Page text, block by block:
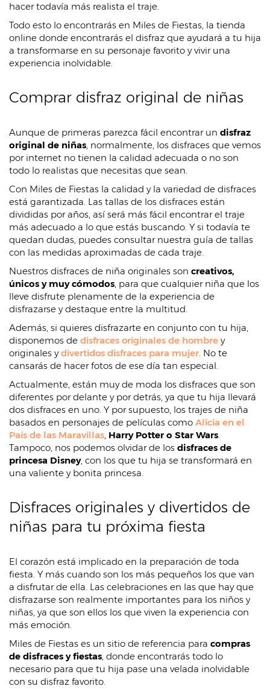
hacer todavía más realista el traje.
Todo esto lo encontrarás en Miles de Fiestas, la tienda
online donde encontrarás el disfraz que ayudará a tu hija
a transformarse en su personaje favorito y vivir una
experiencia inolvidable.
Comprar disfraz original de niñas
Aunque de primeras parezca fácil encontrar un disfraz
original de niñas, normalmente, los disfraces que vemos
por internet no tienen la calidad adecuada o no son
todo lo realistas que necesitas que sean.
Con Miles de Fiestas la calidad y la variedad de disfraces
está garantizada. Las tallas de los disfraces están
divididas por años, así será más fácil encontrar el traje
más adecuado a lo que estás buscando. Y si todavía te
quedan dudas, puedes consultar nuestra guía de tallas
con las medidas aproximadas de cada traje.
Nuestros disfraces de niña originales son creativos,
únicos y muy cómodos, para que cualquier niña que los
lleve disfrute plenamente de la experiencia de
disfrazarse y destaque entre la multitud.
Además, si quieres disfrazarte en conjunto con tu hija,
disponemos de disfraces originales de hombre y
originales ydivertidos disfraces para mujer. No te
cansarás de hacer fotos de ese día tan especial.
Actualmente, están muy de moda los disfraces que son
diferentes por delante y por detrás, ya que tu hija llevará
dos disfraces en uno. Y por supuesto, los trajes de niña
basados en personajes de películas como Alicia en el
País de las Maravillas, Harry Potter o Star Wars.
Tampoco, nos podemos olvidar de los disfraces de
princesa Disney, con los que tu hija se transformará en
una valiente y bonita princesa.
Disfraces originales y divertidos de
niñas para tu próxima fiesta
El corazón está implicado en la preparación de toda
fiesta. Y más cuando son los más pequeños los que van
a disfrutar de ella. Las celebraciones en las que hay que
disfrazarse son realmente importantes para los niños y
niñas, ya que son ellos los que viven la experiencia con
más emoción.
Miles de Fiestas es un sitio de referencia para compras
de disfraces y fiestas, donde encontrarás todo lo
necesario para que tu hija pase una velada inolvidable
con su disfraz favorito.